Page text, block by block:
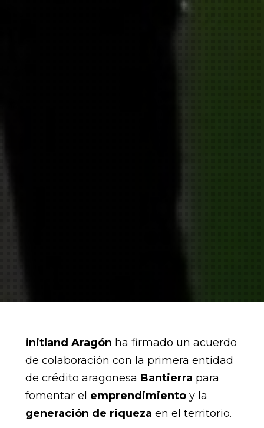
initland Aragón ha firmado un acuerdo
de colaboración con la primera entidad
de crédito aragonesa Bantierra para
fomentar el emprendimientoy la
generación de riqueza en el territorio.